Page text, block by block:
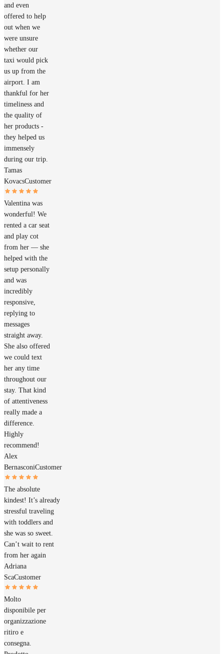
and even
offered to help
out when we
were unsure
whether our
taxi would pick
us up from the
airport. I am
thankful for her
timeliness and
the quality of
her products -
they helped us
immensely
during our trip.
Tamas
KovacsCustomer
Valentina was
wonderful! We
rented a car seat
and play cot
from her — she
helped with the
setup personally
and was
incredibly
responsive,
replying to
messages
straight away.
She also offered
we could text
her any time
throughout our
stay. That kind
of attentiveness
really made a
difference.
Highly
recommend!
Alex
BernasconiCustomer
The absolute
kindest! It’s already
stressful traveling
with toddlers and
she was so sweet.
Can’t wait to rent
from her again
Adriana
ScaCustomer
Molto
disponibile per
organizzazione
ritiro e
consegna.